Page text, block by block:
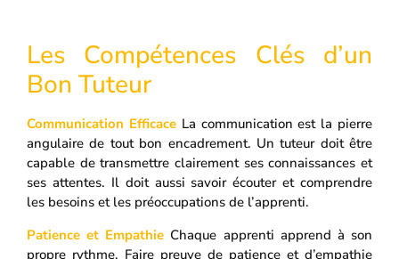
Les Compétences Clés d’un
Bon Tuteur
Communication EfficaceLa communication est la pierre
angulaire de tout bon encadrement. Un tuteur doit être
capable de transmettre clairement ses connaissances et
ses attentes. Il doit aussi savoir écouter et comprendre
les besoins et les préoccupations de l’apprenti.
Patience et Empathie Chaque apprenti apprend à son
propre rythme. Faire preuve de patience et d’empathie